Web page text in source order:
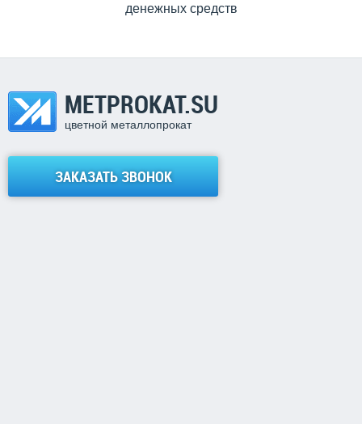
денежных средств
METPROKAT.SU
цветной металлопрокат
ЗАКАЗАТЬ ЗВОНОК